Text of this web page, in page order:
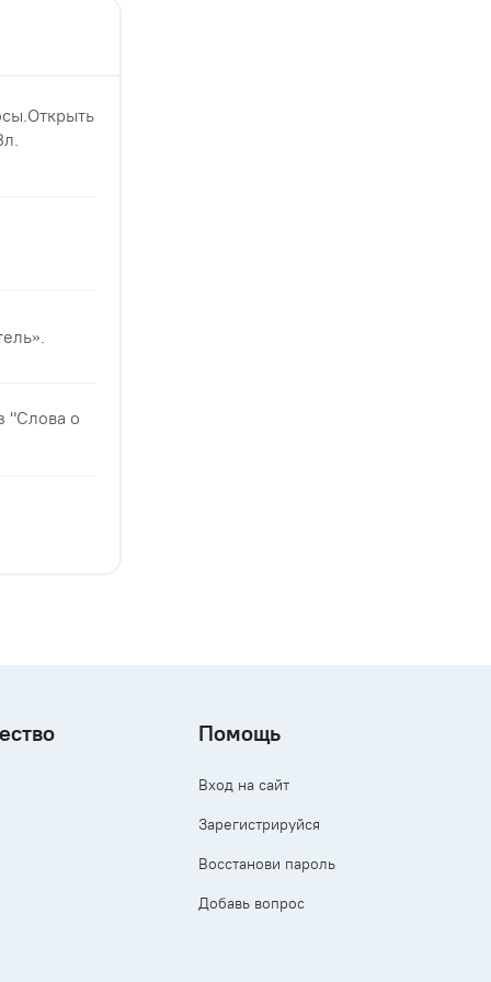
"Слова о
Помощь
Вход на сайт
Зарегистрируйся
Восстанови пароль
Добавь вопрос